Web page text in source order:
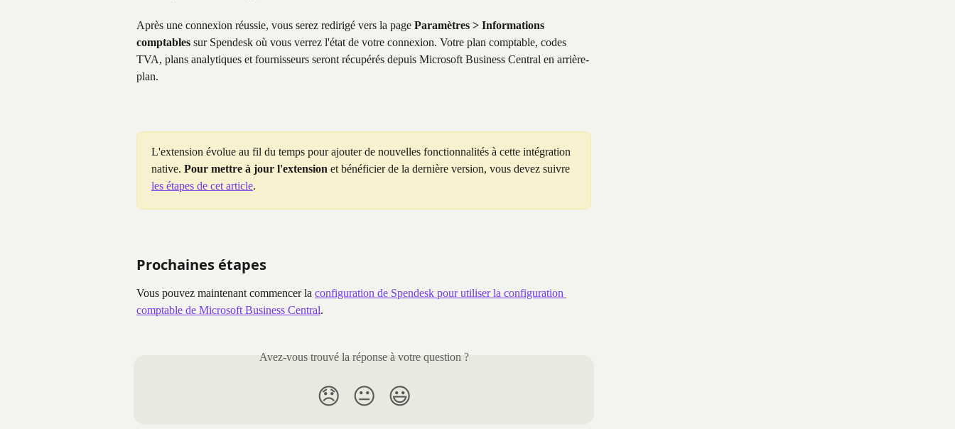
Après une connexion réussie, vous serez redirigé vers la page Paramètres > Informations
comptables sur Spendesk où vous verrez l'état de votre connexion. Votre plan comptable, codes
TVA, plans analytiques et fournisseurs seront récupérés depuis Microsoft Business Central en arrière-
plan.
L'extension évolue au fil du temps pour ajouter de nouvelles fonctionnalités à cette intégration
native. Pour mettre à jour l'extension et bénéficier de la dernière version, vous devez suivre
les étapes de cet article.
Prochaines étapes
Vous pouvez maintenant commencer la configuration de Spendesk pour utiliser la configuration
comptable de Microsoft Business Central.
Avez-vous trouvé la réponse à votre question ?
😞 😐 😃